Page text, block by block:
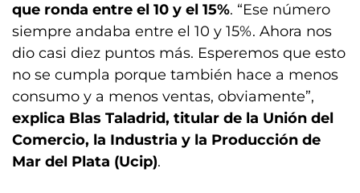
que ronda entre el 10 y el 15%. “Ese número
siempre andaba entre el 10 y 15%. Ahora nos
dio casi diez puntos más. Esperemos que esto
no se cumpla porque también hace a menos
consumo y a menos ventas, obviamente”,
explica Blas Taladrid, titular de la Unión del
Comercio, la Industria y la Producción de
Mar del Plata (Ucip).